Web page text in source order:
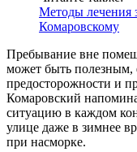
Методы лечения
Комаровскому
Пребывание вне
может быть полезным,
предосторожности и
Комаровский
ситуацию в каждом
улице даже в зимнее
при насморке.